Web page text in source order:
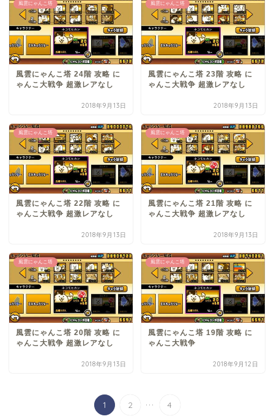
風雲にゃんこ塔
風雲にゃんこ塔 24階 攻略 に
ゃんこ大戦争 超激レアなし
2018年9月13日
風雲にゃんこ塔
風雲にゃんこ塔 23階 攻略 に
ゃんこ大戦争 超激レアなし
2018年9月13日
風雲にゃんこ塔
風雲にゃんこ塔 22階 攻略 に
ゃんこ大戦争 超激レアなし
2018年9月13日
風雲にゃんこ塔
風雲にゃんこ塔 21階 攻略 に
ゃんこ大戦争 超激レアなし
2018年9月13日
風雲にゃんこ塔
風雲にゃんこ塔 20階 攻略 に
ゃんこ大戦争 超激レアなし
2018年9月13日
風雲にゃんこ塔
風雲にゃんこ塔 19階 攻略 に
ゃんこ大戦争
2018年9月12日
1 2 ... 4